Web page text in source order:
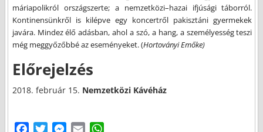
máriapolikról országszerte; a nemzetközi–hazai ifjúsági táborról.
Kontinensünkről is kilépve egy koncertről pakisztáni gyermekek
javára. Mindez élő adásban, ahol a szó, a hang, a személyesség teszi
még meggyőzőbbé az eseményeket. (Hortoványi Emőke)
Előrejelzés
2018. február 15. Nemzetközi Kávéház
M